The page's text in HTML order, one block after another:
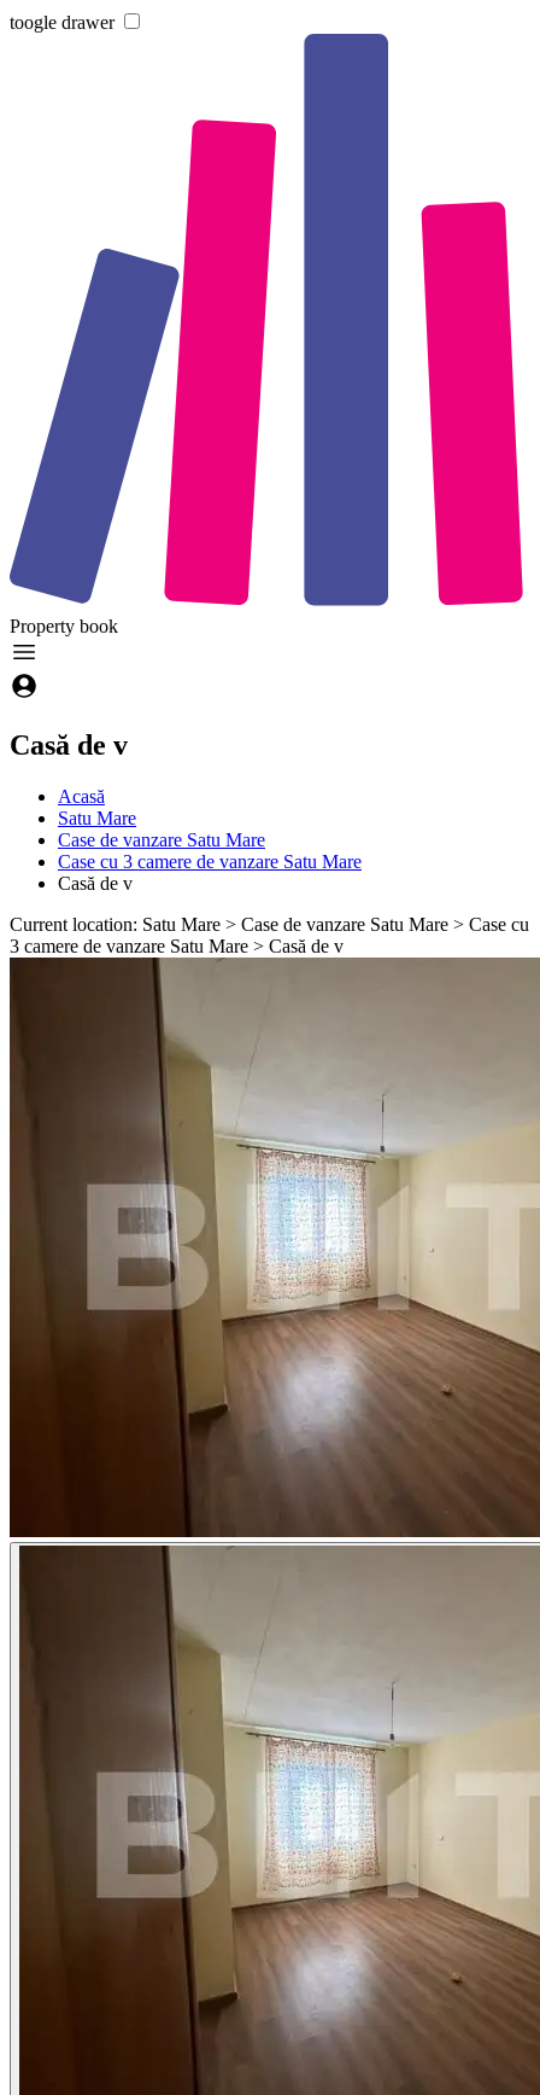
toogle drawer
Property book
Casă de v
Acasă
Satu Mare
Case de vanzare Satu Mare
Case cu 3 camere de vanzare Satu Mare
Casă de v
Current location: Satu Mare > Case de vanzare Satu Mare > Case cu
3 camere de vanzare Satu Mare > Casă de v